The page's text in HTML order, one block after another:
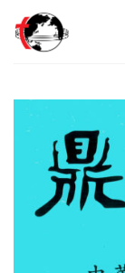
content